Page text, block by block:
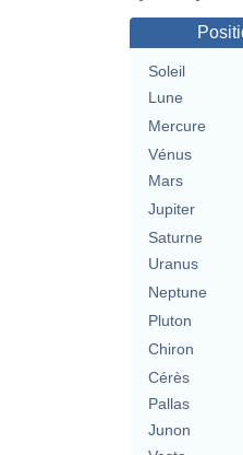
Soleil
Lune
Mercure
Vénus
Mars
Jupiter
Saturne
Uranus
Neptune
Pluton
Chiron
Cérès
Pallas
Junon